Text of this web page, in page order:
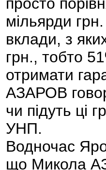
мільярди
вклади, з
грн., тобто
отримати
АЗАРОВ
чи підуть ці
УНП.
Водночас
що Микола